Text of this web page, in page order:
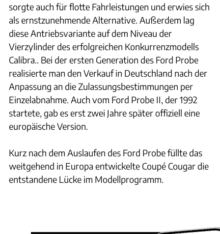
sorgte auch für flotte Fahrleistungen und erwies sich
als ernstzunehmende Alternative. Außerdem lag
diese Antriebsvariante auf dem Niveau der
Vierzylinder des erfolgreichen Kon­kurrenz­­modells
Calibra.. Bei der ersten Generation des Ford Probe
realisierte man den Verkauf in Deutschland nach der
Anpassung an die Zulassungsbestimmungen per
Einzelabnahme. Auch vom Ford Probe II, der 1992
startete, gab es erst zwei Jah­re später offiziell eine
europäische Version.
Kurz nach dem Auslaufen des Ford Probe füllte das
weitgehend in Europa entwickelte Coupé Cougar die
entstandene Lücke im Modellprogramm.